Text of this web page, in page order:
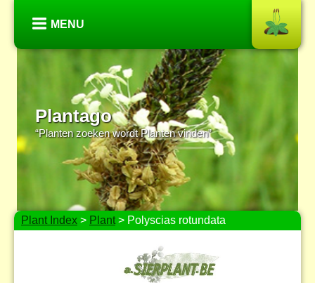
MENU
Plantago
“Planten zoeken wordt Planten vinden”
Plant Index > Plant> Polyscias rotundata